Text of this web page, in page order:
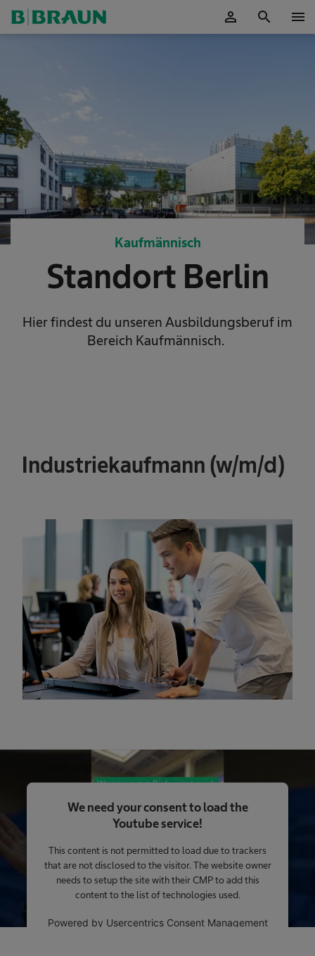
person search menu
Kaufmännisch
Standort Berlin
Hier findest du unseren Ausbildungsberuf im
Bereich Kaufmännisch.
Industriekaufmann (w/m/d)
We need your consent to load the
Youtube service!
This content is not permitted to load due to trackers
that are not disclosed to the visitor. The website owner
needs to setup the site with their CMP to add this
content to the list of technologies used.
Powered by Usercentrics Consent Management